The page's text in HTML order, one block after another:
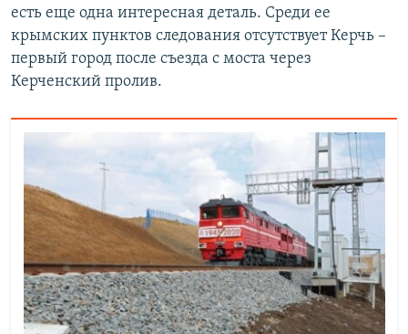
есть еще одна интересная деталь. Среди ее
крымских пунктов следования отсутствует Керчь –
первый город после съезда с моста через
Керченский пролив.